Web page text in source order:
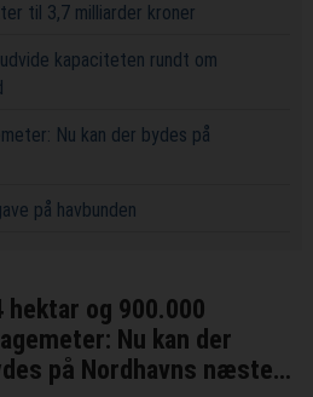
til 3,7 milliarder kroner
kapaciteten rundt om
Nu kan der bydes på
på havbunden
hektar og 900.000
Nu kan der
på Nordhavns næste